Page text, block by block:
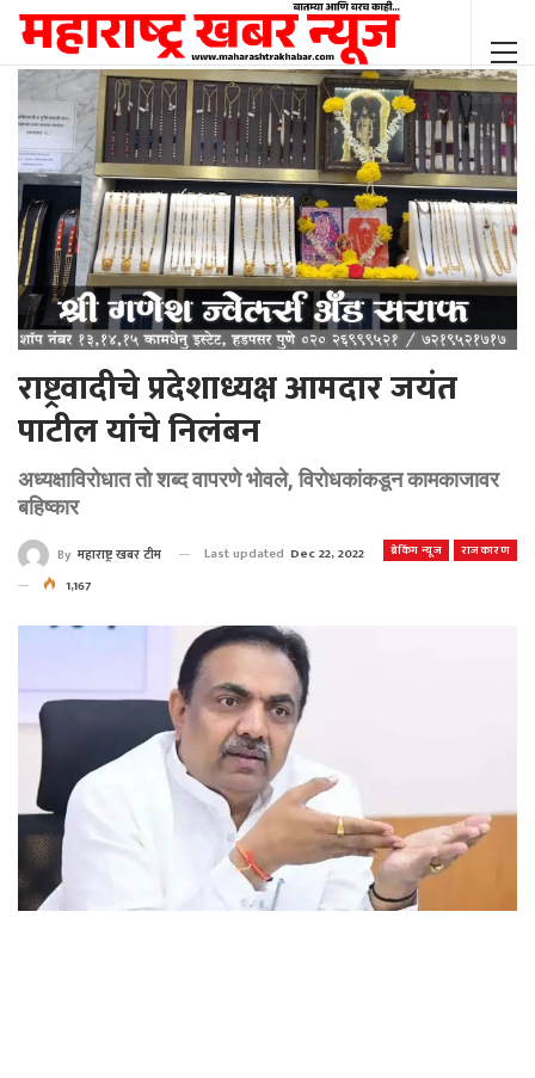
राष्ट्रवादीचे प्रदेशाध्यक्ष आमदार जयंत
पाटील यांचे निलंबन
अध्यक्षाविरोधात तो शब्द वापरणे भोवले, विरोधकांकडून कामकाजावर
बहिष्कार
ब्रेकिंग न्यूज राजकारण
By महाराष्ट्र खबर टीम Last updated Dec 22, 2022
1,167